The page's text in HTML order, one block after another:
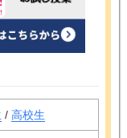
/ 高校生